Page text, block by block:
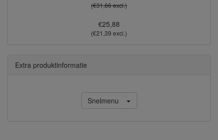
(€31,66 excl.)
€25,88
(€21,39 excl.)
Extra produktinformatie
Snelmenu